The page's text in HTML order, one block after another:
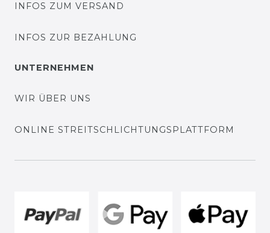
INFOS ZUM VERSAND
INFOS ZUR BEZAHLUNG
UNTERNEHMEN
WIR ÜBER UNS
ONLINE STREITSCHLICHTUNGSPLATTFORM